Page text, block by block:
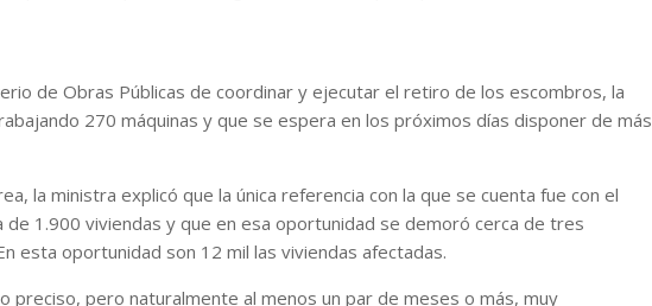
de Obras Públicas de coordinar y ejecutar el retiro de los escombros, la
270 máquinas y que se espera en los próximos días disponer de más
la ministra explicó que la única referencia con la que se cuenta fue con el
1.900 viviendas y que en esa oportunidad se demoró cerca de tres
esta oportunidad son 12 mil las viviendas afectadas.
preciso, pero naturalmente al menos un par de meses o más, muy